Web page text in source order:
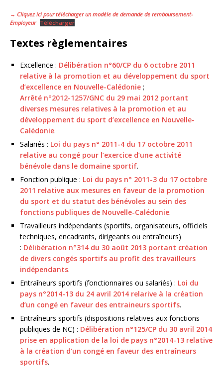
→ Cliquez ici pour télécharger un modèle de demande de remboursement-
Employeur Télécharger
Textes règlementaires
Excellence : Délibération n°60/CP du 6 octobre 2011
relative à la promotion et au développement du sport
d’excellence en Nouvelle-Calédonie ;
Arrêté n°2012-1257/GNC du 29 mai 2012 portant
diverses mesures relatives à la promotion et au
développement du sport d’excellence en Nouvelle-
Calédonie.
Salariés : Loi du pays n° 2011-4 du 17 octobre 2011
relative au congé pour l’exercice d’une activité
bénévole dans le domaine sportif.
Fonction publique : Loi du pays n° 2011-3 du 17 octobre
2011 relative aux mesures en faveur de la promotion
du sport et du statut des bénévoles au sein des
fonctions publiques de Nouvelle-Calédonie.
Travailleurs indépendants (sportifs, organisateurs, officiels
techniques, encadrants, dirigeants ou entraîneurs)
: Délibération n°314 du 30 août 2013 portant création
de divers congés sportifs au profit des travailleurs
indépendants.
Entraîneurs sportifs (fonctionnaires ou salariés) : Loi du
pays n°2014-13 du 24 avril 2014 relarive à la création
d’un congé en faveur des entraineurs sportifs.
Entraîneurs sportifs (dispositions relatives aux fonctions
publiques de NC) : Délibération n°125/CP du 30 avril 2014
prise en application de la loi de pays n°2014-13 relative
à la création d’un congé en faveur des entraîneurs
sportifs.